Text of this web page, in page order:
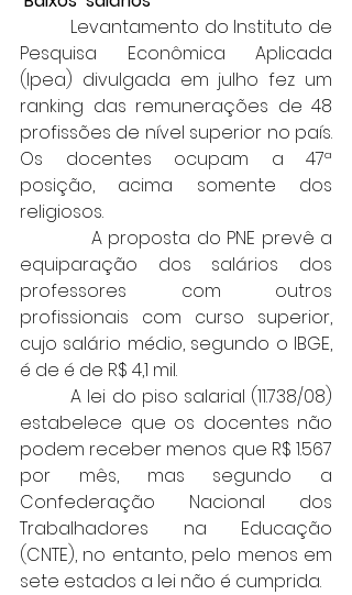
Levantamento do Instituto de
Pesquisa Econômica Aplicada
(Ipea) divulgada em julho fez um
ranking das remunerações de 48
profissões de nível superior no país.
Os docentes ocupam a 47ª
posição, acima somente dos
religiosos.
A proposta do PNE prevê a
equiparação dos salários dos
professores com outros
profissionais com curso superior,
cujo salário médio, segundo o IBGE,
é de é de R$ 4,1 mil.
A lei do piso salarial (11.738/08)
estabelece que os docentes não
podem receber menos que R$ 1.567
por mês, mas segundo a
Confederação Nacional dos
Trabalhadores na Educação
(CNTE), no entanto, pelo menos em
sete estados a lei não é cumprida.